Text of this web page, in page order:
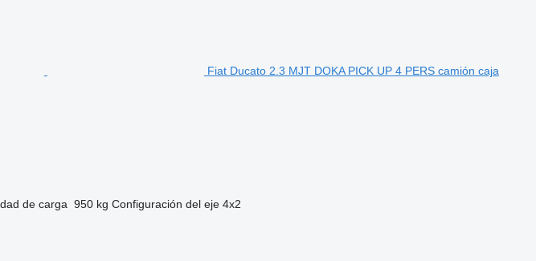
Fiat Ducato 2.3 MJT DOKA PICK UP 4 PERS camión caja
de carga 950 kg Configuración del eje 4x2